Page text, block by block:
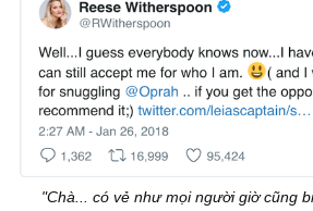
"Chà... có vẻ như mọi người giờ cũng